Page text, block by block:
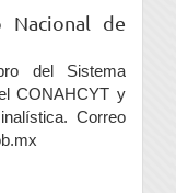
Nacional de
del Sistema
CONAHCYT y
Correo